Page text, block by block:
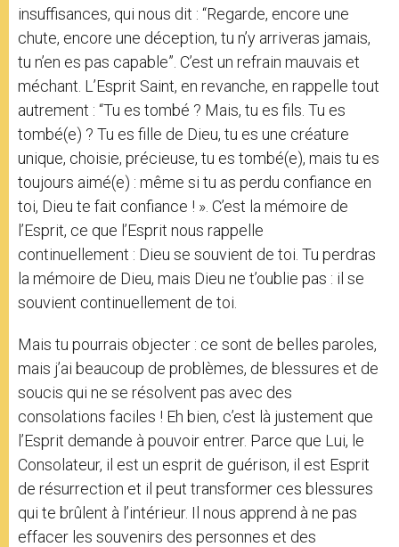
insuffisances, qui nous dit : “Regarde, encore une
chute, encore une déception, tu n’y arriveras jamais,
tu n’en es pas capable”. C’est un refrain mauvais et
méchant. L’Esprit Saint, en revanche, en rappelle tout
autrement : “Tu es tombé ? Mais, tu es fils. Tu es
tombé(e) ? Tu es fille de Dieu, tu es une créature
unique, choisie, précieuse, tu es tombé(e), mais tu es
toujours aimé(e) : même si tu as perdu confiance en
toi, Dieu te fait confiance ! ». C’est la mémoire de
l’Esprit, ce que l’Esprit nous rappelle
continuellement : Dieu se souvient de toi. Tu perdras
la mémoire de Dieu, mais Dieu ne t’oublie pas : il se
souvient continuellement de toi.
Mais tu pourrais objecter : ce sont de belles paroles,
mais j’ai beaucoup de problèmes, de blessures et de
soucis qui ne se résolvent pas avec des
consolations faciles ! Eh bien, c’est là justement que
l’Esprit demande à pouvoir entrer. Parce que Lui, le
Consolateur, il est un esprit de guérison, il est Esprit
de résurrection et il peut transformer ces blessures
qui te brûlent à l’intérieur. Il nous apprend à ne pas
effacer les souvenirs des personnes et des